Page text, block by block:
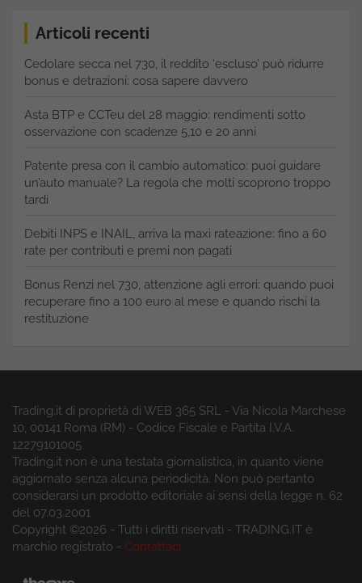
Articoli recenti
Cedolare secca nel 730, il reddito ‘escluso’ può ridurre
bonus e detrazioni: cosa sapere davvero
Asta BTP e CCTeu del 28 maggio: rendimenti sotto
osservazione con scadenze 5,10 e 20 anni
Patente presa con il cambio automatico: puoi guidare
un’auto manuale? La regola che molti scoprono troppo
tardi
Debiti INPS e INAIL, arriva la maxi rateazione: fino a 60
rate per contributi e premi non pagati
Bonus Renzi nel 730, attenzione agli errori: quando puoi
recuperare fino a 100 euro al mese e quando rischi la
restituzione
Trading.it di proprietà di WEB 365 SRL - Via Nicola Marchese
10, 00141 Roma (RM) - Codice Fiscale e Partita I.V.A.
12279101005
Trading.it non è una testata giornalistica, in quanto viene
aggiornato senza alcuna periodicità. Non può pertanto
considerarsi un prodotto editoriale ai sensi della legge n. 62
del 07.03.2001
Copyright ©2026 - Tutti i diritti riservati - TRADING.IT è
marchio registrato - Contattaci